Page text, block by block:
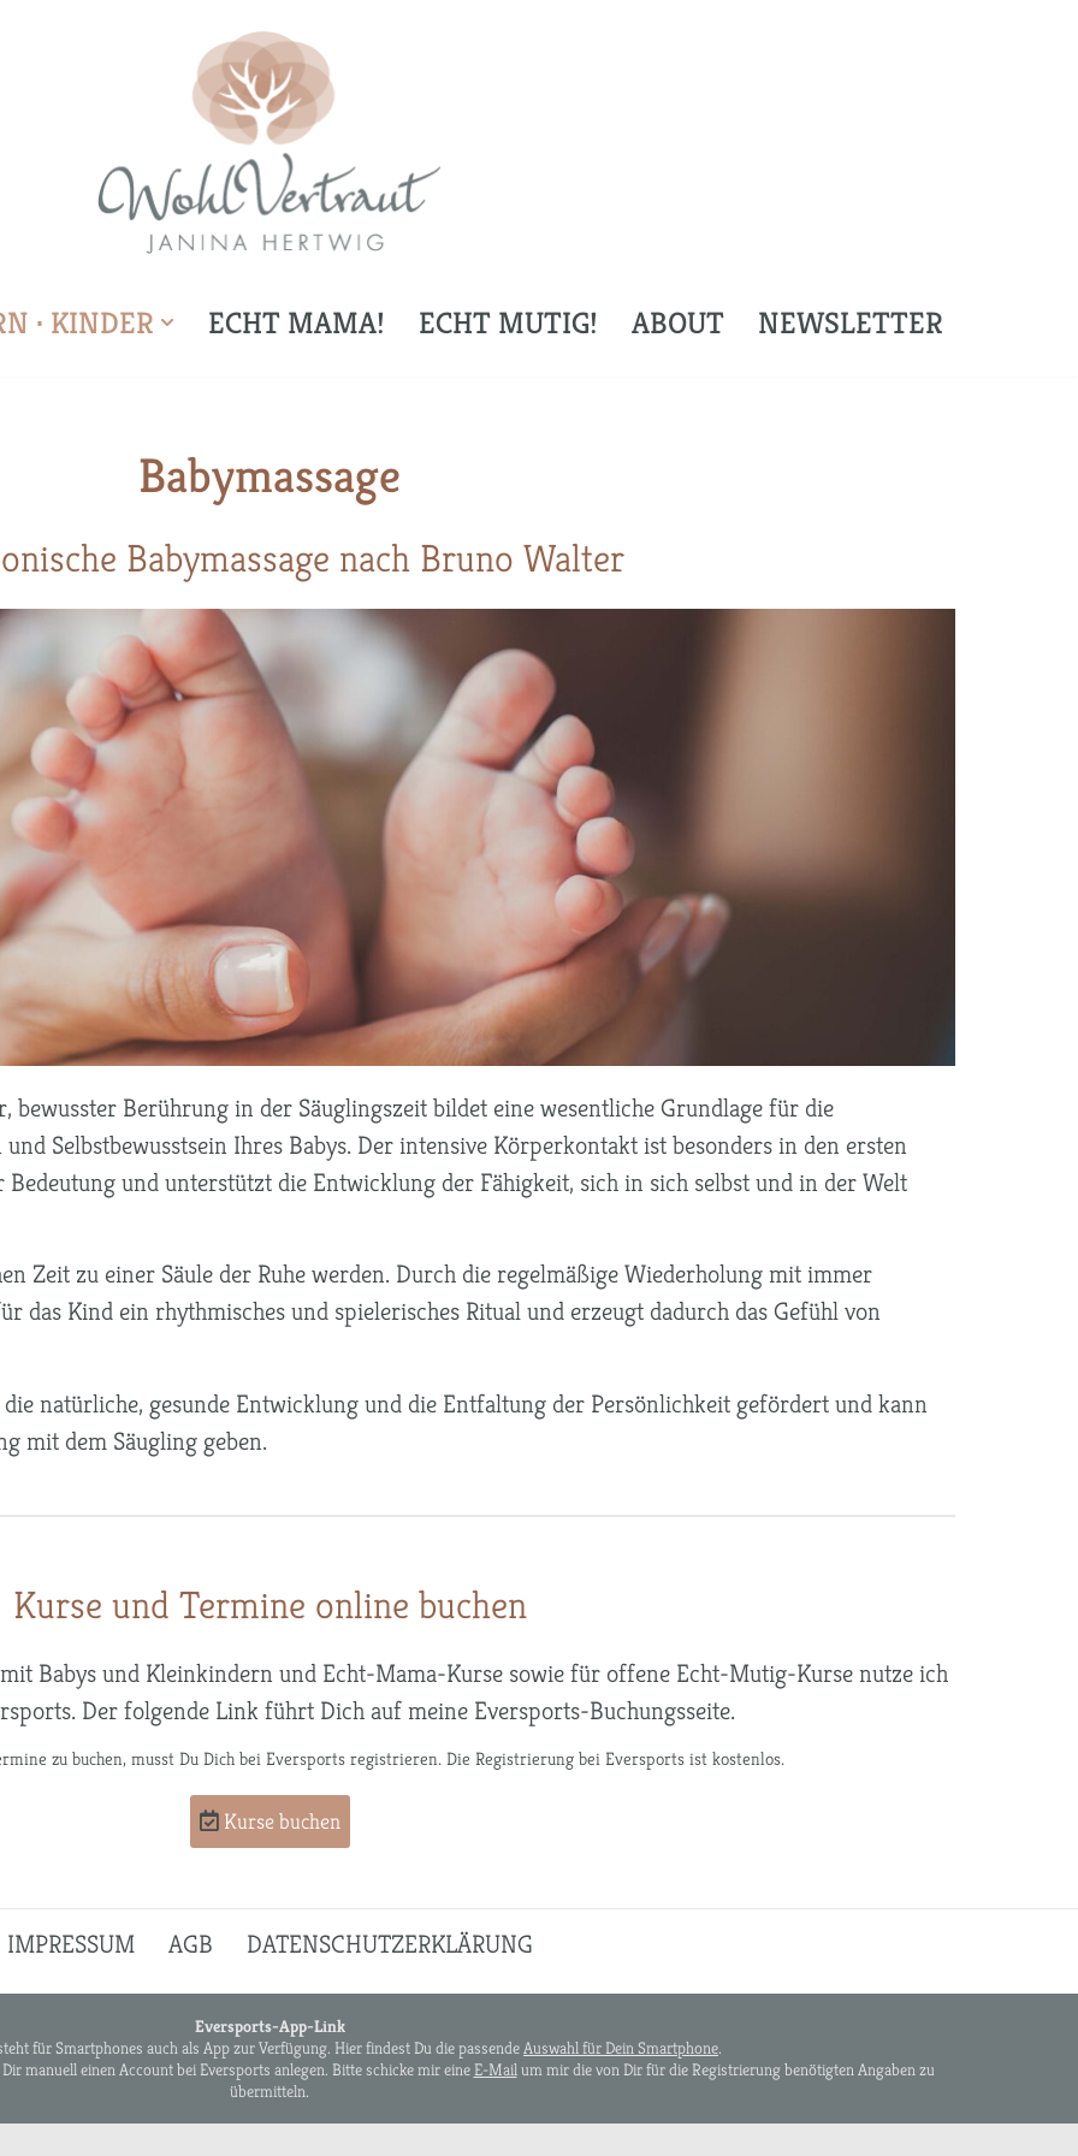
· KINDER ECHT MAMA! ECHT MUTIG! ABOUT NEWSLETTER
Babymassage
Babymassage nach Bruno Walter
bewusster Berührung in der Säuglingszeit bildet eine wesentliche Grundlage für die
Selbstbewusstsein Ihres Babys. Der intensive Körperkontakt ist besonders in den ersten
und unterstützt die Entwicklung der Fähigkeit, sich in sich selbst und in der Welt
Zeit zu einer Säule der Ruhe werden. Durch die regelmäßige Wiederholung mit immer
das Kind ein rhythmisches und spielerisches Ritual und erzeugt dadurch das Gefühl von
natürliche, gesunde Entwicklung und die Entfaltung der Persönlichkeit gefördert und kann
mit dem Säugling geben.
Kurse und Termine online buchen
Babys und Kleinkindern und Echt-Mama-Kurse sowie für offene Echt-Mutig-Kurse nutze ich
Der folgende Link führt Dich auf meine Eversports-Buchungsseite.
zu buchen, musst Du Dich bei Eversports registrieren. Die Registrierung bei Eversports ist kostenlos.
Kurse buchen
IMPRESSUM AGB DATENSCHUTZERKLÄRUNG
Eversports-App-Link
für Smartphones auch als App zur Verfügung. Hier findest Du die passendeAuswahl für Dein Smartphone.
manuell einen Account bei Eversports anlegen. Bitte schicke mir eine E-Mailum mir die von Dir für die Registrierung benötigten Angaben zu
übermitteln.